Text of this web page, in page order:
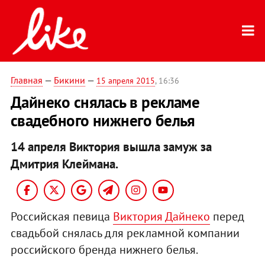
Главная — Бикини — 15 апреля 2015, 16:36
Дайнеко снялась в рекламе
свадебного нижнего белья
14 апреля Виктория вышла замуж за
Дмитрия Клеймана.
Российская певица Виктория Дайнеко перед
свадьбой снялась для рекламной компании
российского бренда нижнего белья.